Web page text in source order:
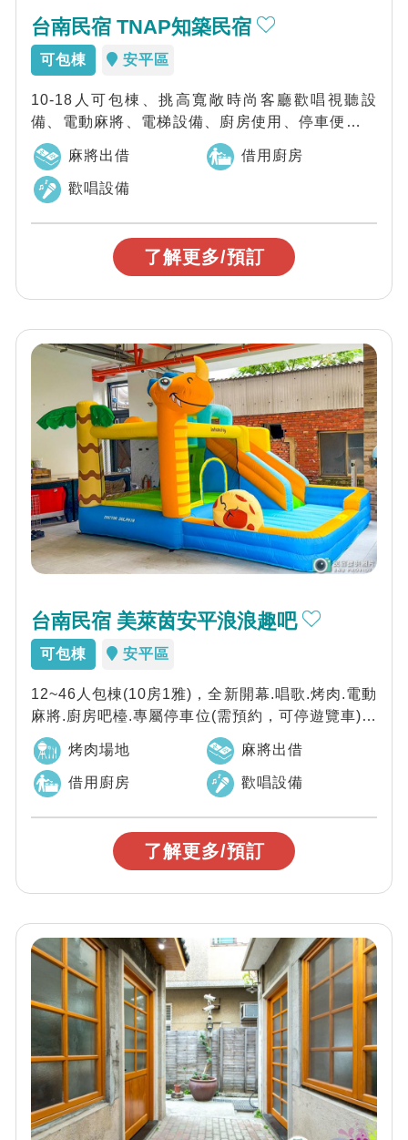
台南民宿 TNAP知築民宿
可包棟 安平區
10-18人可包棟、挑高寬敞時尚客廳歡唱視聽設
備、電動麻將、電梯設備、廚房使用、停車便利安
平各必遊景點均在十分鐘車程範圍。市區各景...
麻將出借 借用廚房
歡唱設備
了解更多/預訂
台南民宿 美萊茵安平浪浪趣吧
可包棟 安平區
12~46人包棟(10房1雅)，全新開幕.唱歌.烤肉.電動
麻將.廚房吧檯.專屬停車位(需預約，可停遊覽車)鄰
近安平老街、安平古堡，...
烤肉場地 麻將出借
借用廚房 歡唱設備
了解更多/預訂